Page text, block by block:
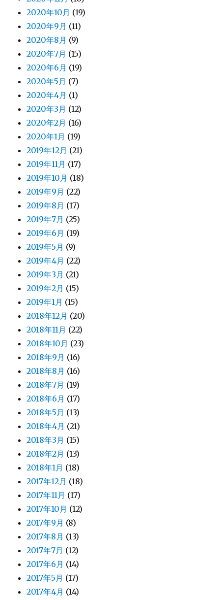
2020年10月 (19)
2020年9月 (11)
2020年8月 (9)
2020年7月 (15)
2020年6月 (19)
2020年5月 (7)
2020年4月 (1)
2020年3月 (12)
2020年2月 (16)
2020年1月 (19)
2019年12月 (21)
2019年11月 (17)
2019年10月 (18)
2019年9月 (22)
2019年8月 (17)
2019年7月 (25)
2019年6月 (19)
2019年5月 (9)
2019年4月 (22)
2019年3月 (21)
2019年2月 (15)
2019年1月 (15)
2018年12月 (20)
2018年11月 (22)
2018年10月 (23)
2018年9月 (16)
2018年8月 (16)
2018年7月 (19)
2018年6月 (17)
2018年5月 (13)
2018年4月 (21)
2018年3月 (15)
2018年2月 (13)
2018年1月 (18)
2017年12月 (18)
2017年11月 (17)
2017年10月 (12)
2017年9月 (8)
2017年8月 (13)
2017年7月 (12)
2017年6月 (14)
2017年5月 (17)
2017年4月 (14)